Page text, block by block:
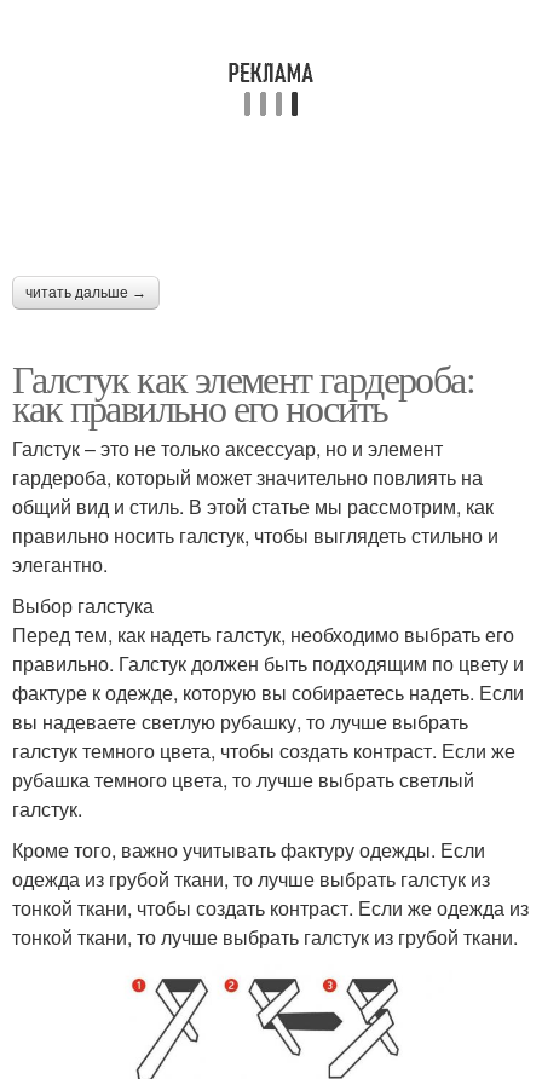
читать дальше →
Галстук как элемент гардероба:
как правильно его носить
Галстук – это не только аксессуар, но и элемент
гардероба, который может значительно повлиять на
общий вид и стиль. В этой статье мы рассмотрим, как
правильно носить галстук, чтобы выглядеть стильно и
элегантно.
Выбор галстука
Перед тем, как надеть галстук, необходимо выбрать его
правильно. Галстук должен быть подходящим по цвету и
фактуре к одежде, которую вы собираетесь надеть. Если
вы надеваете светлую рубашку, то лучше выбрать
галстук темного цвета, чтобы создать контраст. Если же
рубашка темного цвета, то лучше выбрать светлый
галстук.
Кроме того, важно учитывать фактуру одежды. Если
одежда из грубой ткани, то лучше выбрать галстук из
тонкой ткани, чтобы создать контраст. Если же одежда из
тонкой ткани, то лучше выбрать галстук из грубой ткани.